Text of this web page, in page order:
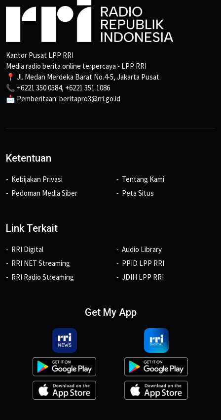
Kantor Pusat LPP RRI
Media radio berita online terpercaya - LPP RRI
📍 Jl. Medan Merdeka Barat No.4-5, Jakarta Pusat.
📞 +6221 350 0584, +6221 351 1086
📩 Pemberitaan: beritapro3@rri.go.id
Ketentuan
Kebijakan Privasi
Pedoman Media Siber
Tentang Kami
Peta Situs
Link Terkait
RRI Digital
RRI NET Streaming
RRI Radio Streaming
Audio Library
PPID LPP RRI
JDIH LPP RRI
Get My App